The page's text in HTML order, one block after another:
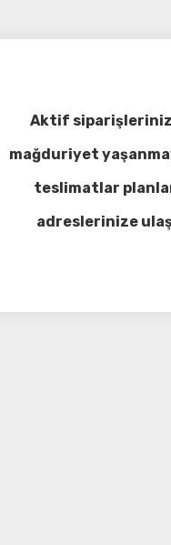
Aktif
mağduriyet
teslimatlar
adreslerinize